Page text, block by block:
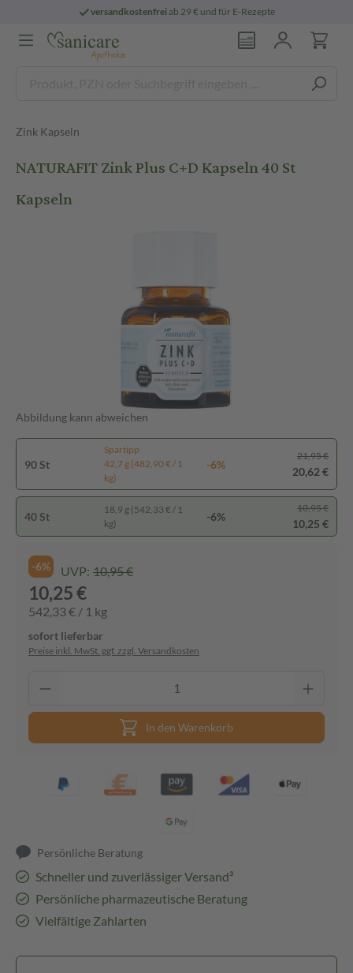
versandkostenfreiab 29 € und für E-Rezepte
Zink Kapseln
NATURAFIT Zink Plus C+D Kapseln 40 St
Kapseln
Abbildung kann abweichen
90 St
Spartipp
42,7 g (482,90 € / 1
kg)
-6%
21,95 €
20,62 €
40 St
18,9 g (542,33 € / 1
kg)
-6%
10,95 €
10,25 €
-6% UVP: 10,95 €
10,25 €
542,33 € / 1 kg
sofort lieferbar
Preise inkl. MwSt. ggf. zzgl. Versandkosten
In den Warenkorb
Persönliche Beratung
Schneller und zuverlässiger Versand³
Persönliche pharmazeutische Beratung
Vielfältige Zahlarten